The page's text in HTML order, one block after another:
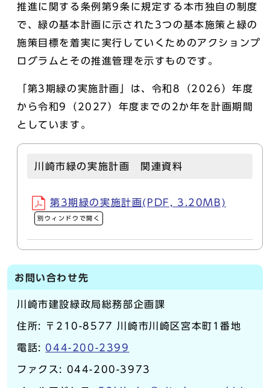
推進に関する条例第9条に規定する本市独自の制度
で、緑の基本計画に示された3つの基本施策と緑の
施策目標を着実に実行していくためのアクションプ
ログラムとその推進管理を示すものです。
「第3期緑の実施計画」は、令和8（2026）年度
から令和9（2027）年度までの2か年を計画期間
としています。
川崎市緑の実施計画 関連資料
第3期緑の実施計画(PDF, 3.20MB)
別ウィンドウで開く
お問い合わせ先
川崎市建設緑政局総務部企画課
住所: 〒210-8577 川崎市川崎区宮本町1番地
電話: 044-200-2399
ファクス: 044-200-3973